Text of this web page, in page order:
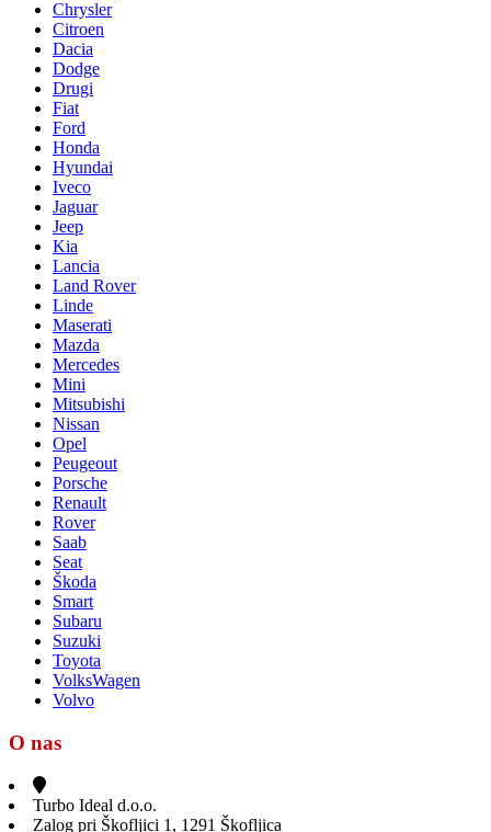
Chrysler
Citroen
Dacia
Dodge
Drugi
Fiat
Ford
Honda
Hyundai
Iveco
Jaguar
Jeep
Kia
Lancia
Land Rover
Linde
Maserati
Mazda
Mercedes
Mini
Mitsubishi
Nissan
Opel
Peugeout
Porsche
Renault
Rover
Saab
Seat
Škoda
Smart
Subaru
Suzuki
Toyota
VolksWagen
Volvo
O nas
Turbo Ideal d.o.o.
Zalog pri Škofljici 1, 1291 Škofljica